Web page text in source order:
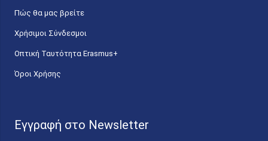
Πώς θα μας βρείτε
Χρήσιμοι Σύνδεσμοι
Οπτική Ταυτότητα Erasmus+
Όροι Χρήσης
Εγγραφή στο Newsletter